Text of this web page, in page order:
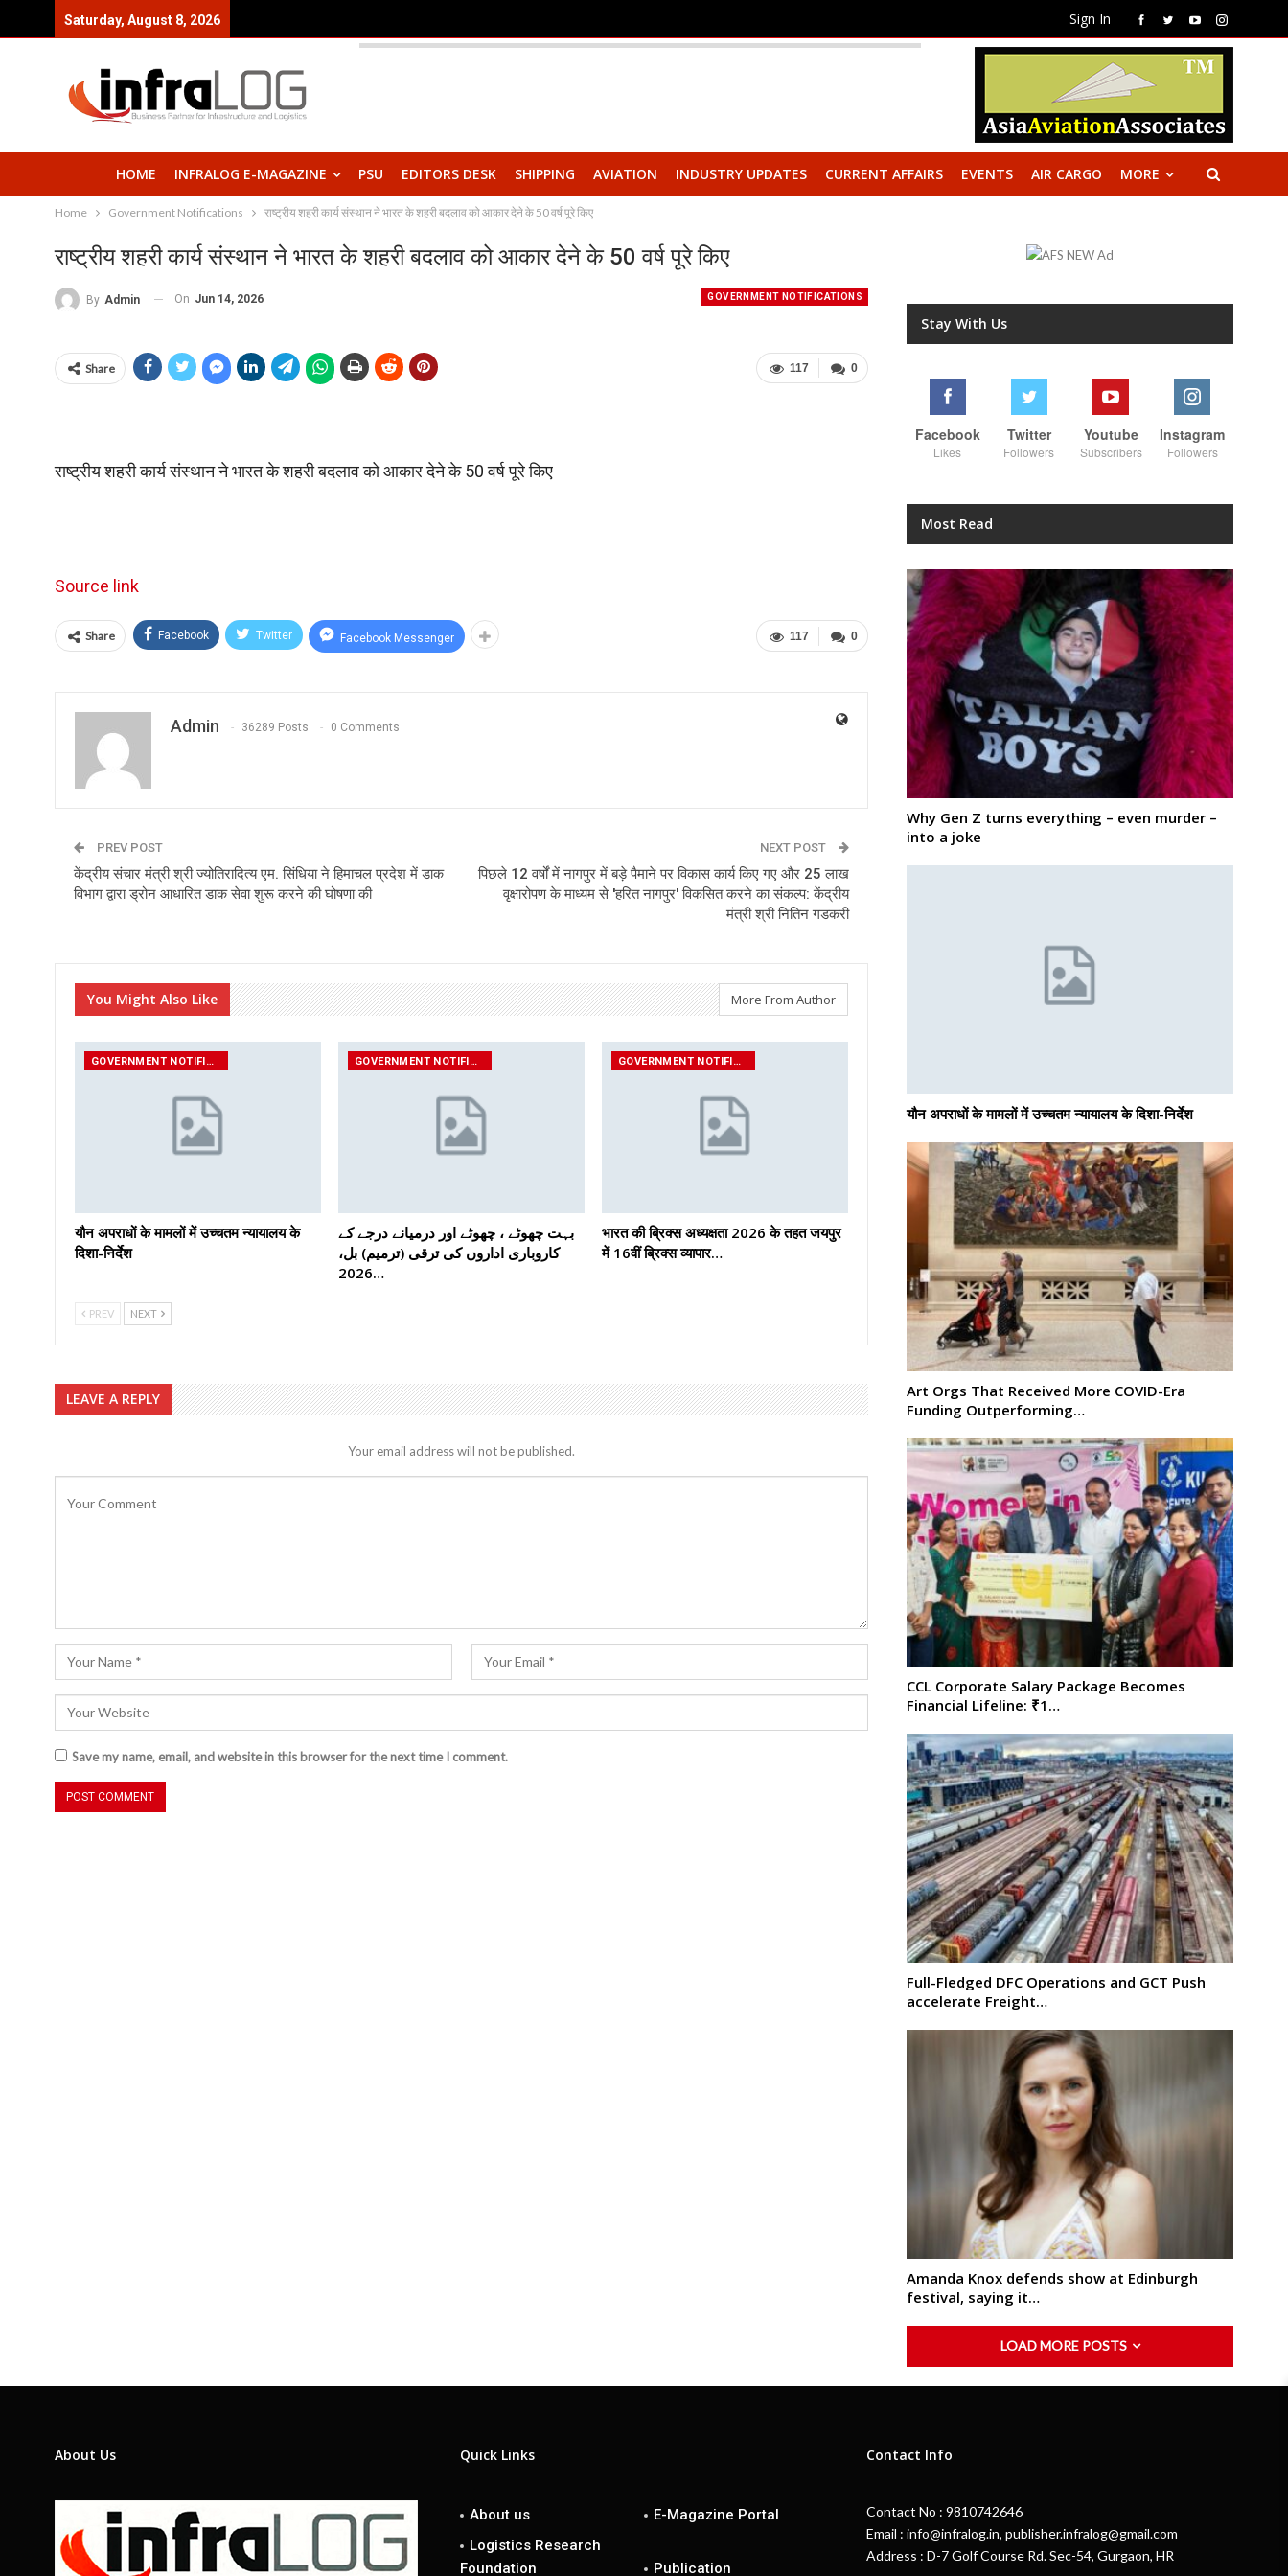
Sign In
Saturday, August 8, 2026
HOME INFRALOG E-MAGAZINE PSU EDITORS DESK SHIPPING AVIATION INDUSTRY UPDATES CURRENT AFFAIRS EVENTS AIR CARGO MORE
Home Government Notifications राष्ट्रीय शहरी कार्य संस्थान ने भारत के शहरी बदलाव को आकार देने के 50 वर्ष पूरे किए
राष्ट्रीय शहरी कार्य संस्थान ने भारत के शहरी बदलाव को आकार देने के 50 वर्ष पूरे किए
GOVERNMENT NOTIFICATIONS
By Admin On Jun 14, 2026
0
117
Share
राष्ट्रीय शहरी कार्य संस्थान ने भारत के शहरी बदलाव को आकार देने के 50 वर्ष पूरे किए
Source link
0
117
Share Facebook Twitter Facebook Messenger
Admin 36289 Posts 0 Comments
PREV POST
केंद्रीय संचार मंत्री श्री ज्योतिरादित्य एम. सिंधिया ने हिमाचल प्रदेश में डाक
विभाग द्वारा ड्रोन आधारित डाक सेवा शुरू करने की घोषणा की
NEXT POST
पिछले 12 वर्षों में नागपुर में बड़े पैमाने पर विकास कार्य किए गए और 25 लाख
वृक्षारोपण के माध्यम से 'हरित नागपुर' विकसित करने का संकल्प: केंद्रीय
मंत्री श्री नितिन गडकरी
You Might Also Like More From Author
GOVERNMENT NOTIFICATIONS
यौन अपराधों के मामलों में उच्चतम न्यायालय के
दिशा-निर्देश
GOVERNMENT NOTIFICATIONS
بہت چھوٹے ، چھوٹے اور درمیانے درجے کے
کاروباری اداروں کی ترقی (ترمیم) بل،
2026…
GOVERNMENT NOTIFICATIONS
भारत की ब्रिक्‍स अध्यक्षता 2026 के तहत जयपुर
में 16वीं ब्रिक्‍स व्यापार…
PREV NEXT
LEAVE A REPLY
Your email address will not be published.
Save my name, email, and website in this browser for the next time I comment.
Stay With Us
Facebook
Likes
Twitter
Followers
Youtube
Subscribers
Instagram
Followers
Most Read
Why Gen Z turns everything – even murder –
into a joke
यौन अपराधों के मामलों में उच्चतम न्यायालय के दिशा-निर्देश
Art Orgs That Received More COVID-Era
Funding Outperforming…
CCL Corporate Salary Package Becomes
Financial Lifeline: ₹1…
Full-Fledged DFC Operations and GCT Push
accelerate Freight…
Amanda Knox defends show at Edinburgh
festival, saying it…
LOAD MORE POSTS
About Us Quick Links
About us
E-Magazine Portal
Logistics Research
Foundation
Publication
Contact Info
Contact No : 9810742646
Email : info@infralog.in, publisher.infralog@gmail.com
Address : D-7 Golf Course Rd. Sec-54, Gurgaon, HR